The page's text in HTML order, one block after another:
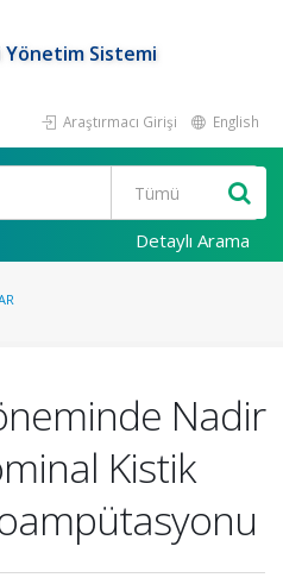
Sistemi
Araştırmacı Girişi English
Detaylı Arama
Nadir
Kistik